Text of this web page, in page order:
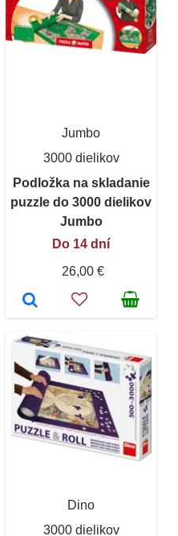
Jumbo
3000 dielikov
Podložka na skladanie
puzzle do 3000 dielikov
Jumbo
Do 14 dní
26,00 €
Dino
3000 dielikov